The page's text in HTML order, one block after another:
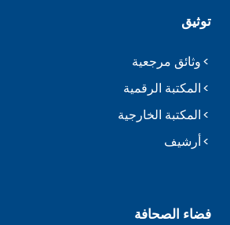
توثيق
وثائق مرجعية
المكتبة الرقمية
المكتبة الخارجية
أرشيف
فضاء الصحافة